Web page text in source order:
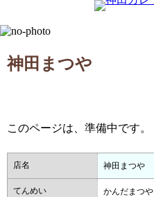
神田まつや
このページは、準備中です。
店名 神田まつや
てんめい かんだまつや